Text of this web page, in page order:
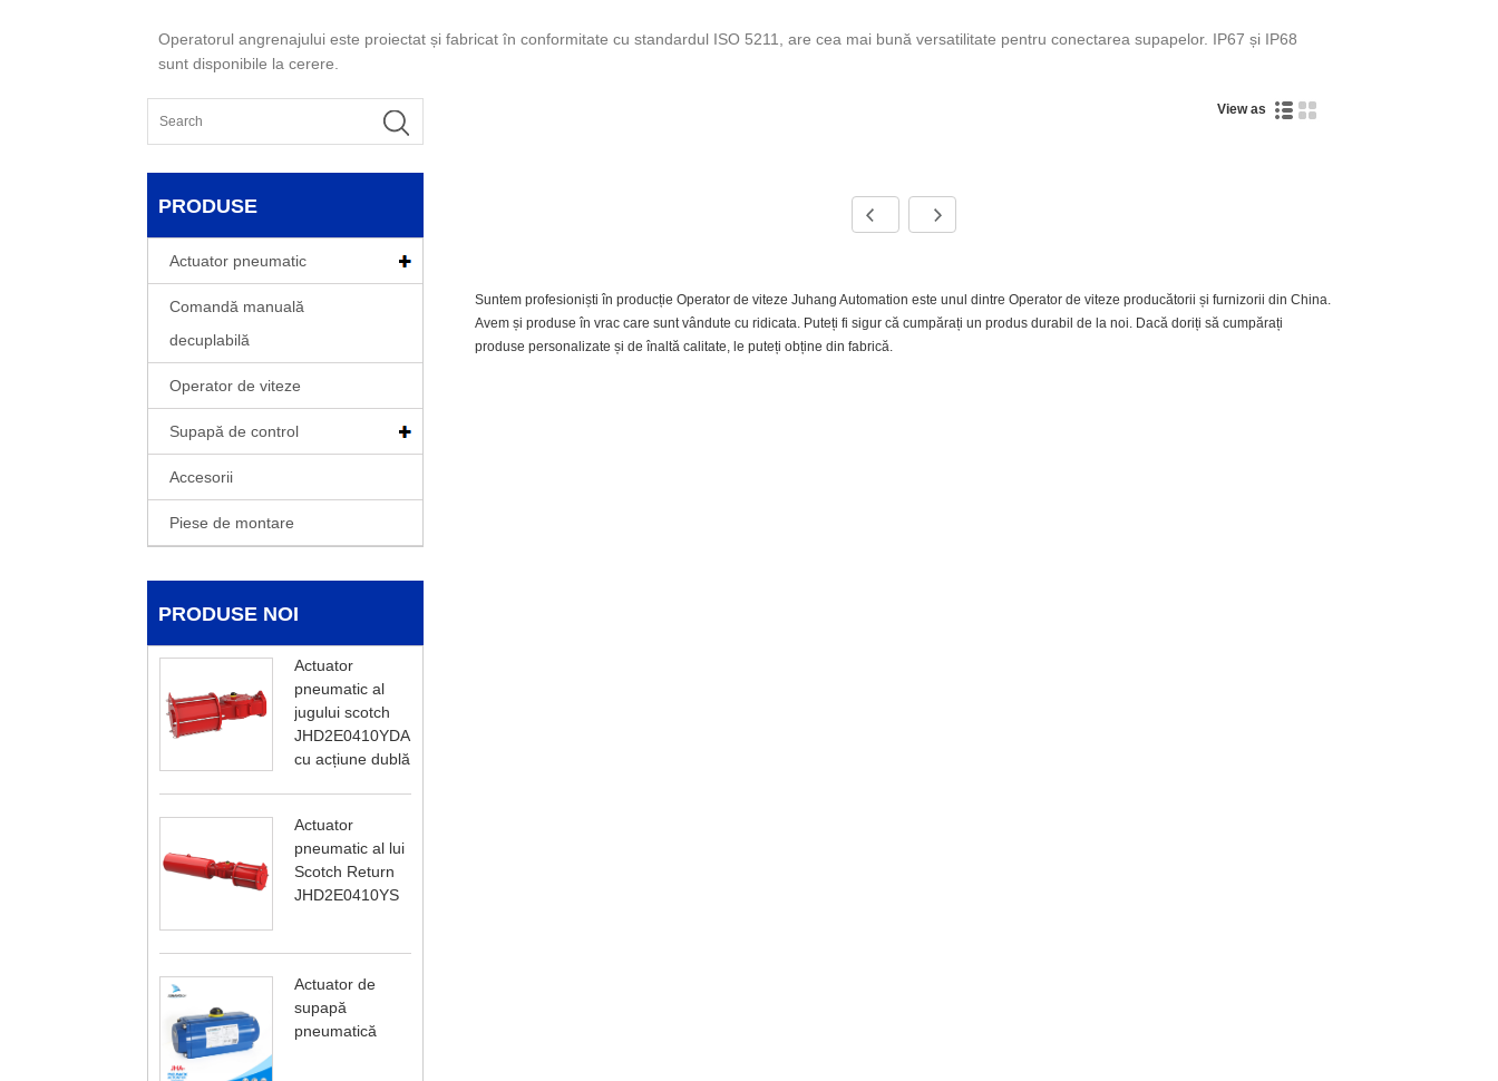
Operatorul angrenajului este proiectat și fabricat în conformitate cu standardul ISO 5211, are cea mai bună versatilitate pentru conectarea supapelor. IP67 și IP68
sunt disponibile la cerere.
PRODUSE
Actuator pneumatic
Comandă manuală
decuplabilă
Operator de viteze
Supapă de control
Accesorii
Piese de montare
PRODUSE NOI
Actuator
pneumatic al
jugului scotch
JHD2E0410YDA
cu acțiune dublă
Actuator
pneumatic al lui
Scotch Return
JHD2E0410YS
Actuator de
supapă
pneumatică
View as
Suntem profesioniști în producție Operator de viteze Juhang Automation este unul dintre Operator de viteze producătorii și furnizorii din China.
Avem și produse în vrac care sunt vândute cu ridicata. Puteți fi sigur că cumpărați un produs durabil de la noi. Dacă doriți să cumpărați
produse personalizate și de înaltă calitate, le puteți obține din fabrică.